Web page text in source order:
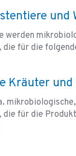
und
werden
die für die
Kräuter
die für die